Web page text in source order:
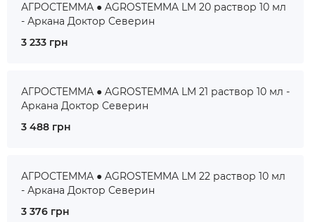
АГРОСТЕММА ● AGROSTEMMA LM 20 раствор 10 мл
- Аркана Доктор Северин
3 233 грн
АГРОСТЕММА ● AGROSTEMMA LM 21 раствор 10 мл -
Аркана Доктор Северин
3 488 грн
АГРОСТЕММА ● AGROSTEMMA LM 22 раствор 10 мл
- Аркана Доктор Северин
3 376 грн